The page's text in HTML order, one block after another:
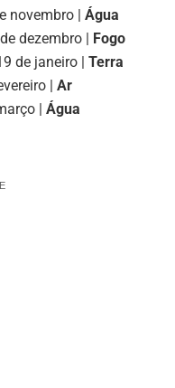
novembro | Água
dezembro |
Fogo
de janeiro | Terra
| Ar
| Água